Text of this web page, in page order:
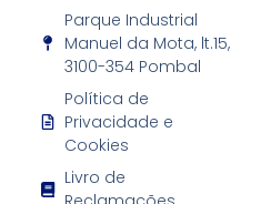
Parque Industrial
Manuel da Mota, lt.15,
3100-354 Pombal
Política de
Privacidade e
Cookies
Livro de